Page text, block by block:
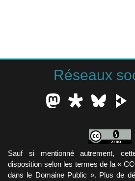
Réseaux
Sauf si mentionné autrement,
disposition selon les termes de la «
dans le Domaine Public ». Plus de